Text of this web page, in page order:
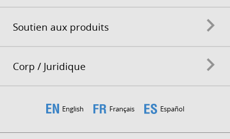
Soutien aux produits
Corp / Juridique
English Français Español